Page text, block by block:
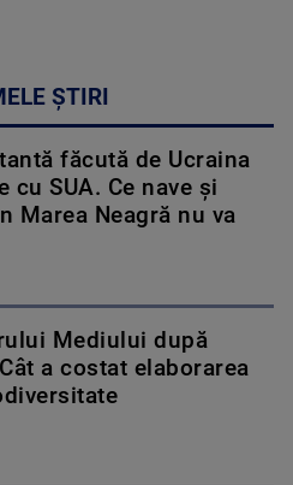
ȘTIRI
făcută de Ucraina
cu SUA. Ce nave şi
Marea Neagră nu va
Mediului după
a costat elaborarea